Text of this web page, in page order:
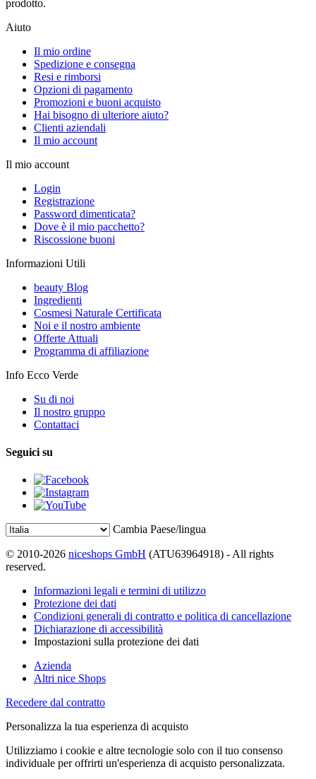
prodotto.
Aiuto
Il mio ordine
Spedizione e consegna
Resi e rimborsi
Opzioni di pagamento
Promozioni e buoni acquisto
Hai bisogno di ulteriore aiuto?
Clienti aziendali
Il mio account
Il mio account
Login
Registrazione
Password dimenticata?
Dove è il mio pacchetto?
Riscossione buoni
Informazioni Utili
beauty Blog
Ingredienti
Cosmesi Naturale Certificata
Noi e il nostro ambiente
Offerte Attuali
Programma di affiliazione
Info Ecco Verde
Su di noi
Il nostro gruppo
Contattaci
Seguici su
Cambia Paese/lingua
© 2010-2026 niceshops GmbH (ATU63964918) - All rights
reserved.
Informazioni legali e termini di utilizzo
Protezione dei dati
Condizioni generali di contratto e politica di cancellazione
Dichiarazione di accessibilità
Impostazioni sulla protezione dei dati
Azienda
Altri nice Shops
Recedere dal contratto
Personalizza la tua esperienza di acquisto
Utilizziamo i cookie e altre tecnologie solo con il tuo consenso
individuale per offrirti un'esperienza di acquisto personalizzata.